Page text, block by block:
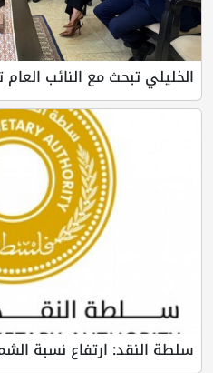
الخليلي تبحث مع النائب العام
سلطة النقد: ارتفاع نسبة